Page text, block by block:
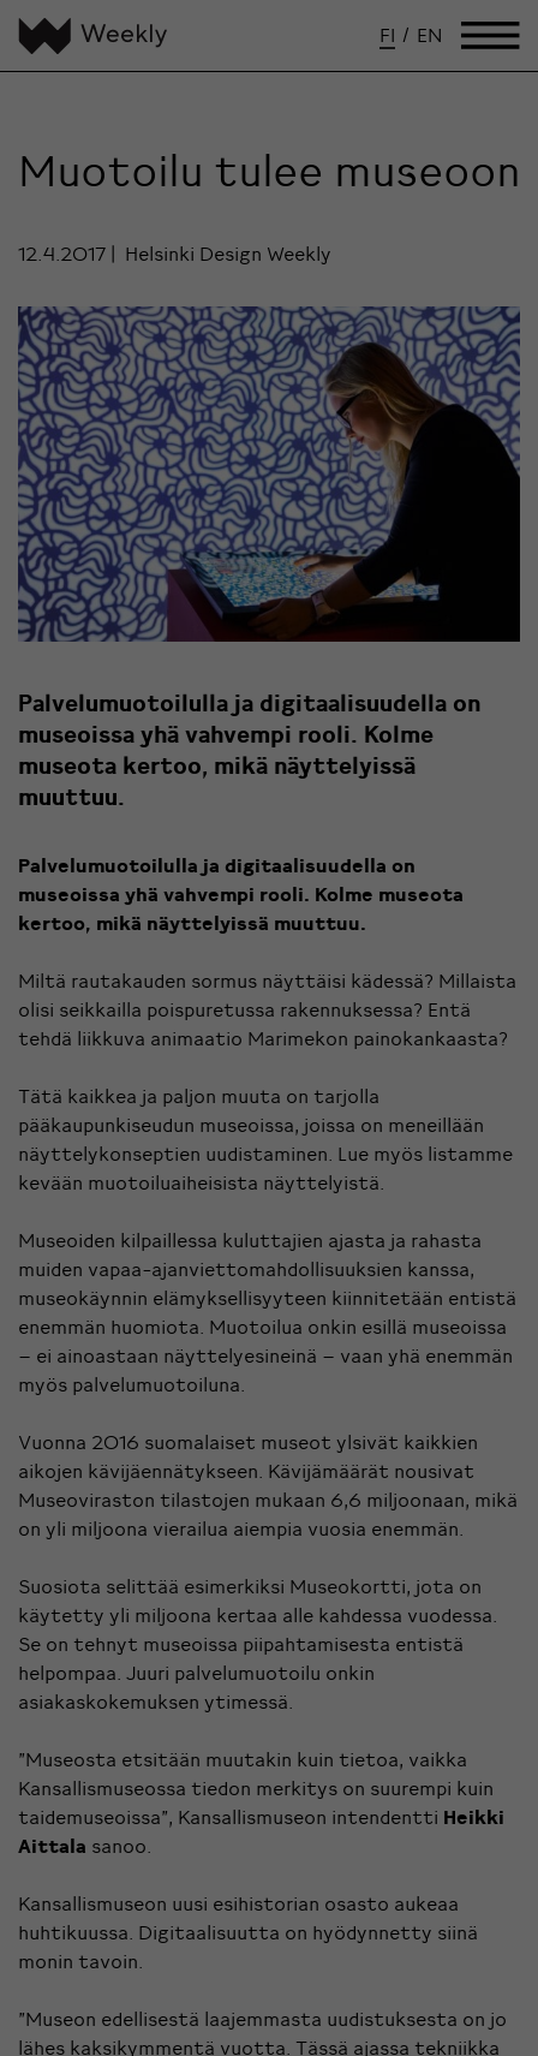
FI / EN
Muotoilu tulee museoon
12.4.2017 Helsinki Design Weekly
Palvelumuotoilulla ja digitaalisuudella on
museoissa yhä vahvempi rooli. Kolme
museota kertoo, mikä näyttelyissä
muuttuu.
Palvelumuotoilulla ja digitaalisuudella on
museoissa yhä vahvempi rooli. Kolme museota
kertoo, mikä näyttelyissä muuttuu.
Miltä rautakauden sormus näyttäisi kädessä? Millaista
olisi seikkailla poispuretussa rakennuksessa? Entä
tehdä liikkuva animaatio Marimekon painokankaasta?
Tätä kaikkea ja paljon muuta on tarjolla
pääkaupunkiseudun museoissa, joissa on meneillään
näyttelykonseptien uudistaminen. Lue myös listamme
kevään muotoiluaiheisista näyttelyistä
Museoiden kilpaillessa kuluttajien ajasta ja rahasta
muiden vapaa-ajanviettomahdollisuuksien kanssa,
museokäynnin elämyksellisyyteen kiinnitetään entistä
enemmän huomiota. Muotoilua onkin esillä museoissa
– ei ainoastaan näyttelyesineinä – vaan yhä enemmän
myös palvelumuotoiluna.
Vuonna 2016 suomalaiset museot ylsivät kaikkien
aikojen kävijäennätykseen. Kävijämäärät nousivat
Museoviraston tilastojen mukaan 6,6 miljoonaan, mikä
on yli miljoona vierailua aiempia vuosia enemmän.
Suosiota selittää esimerkiksi Museokortti, jota on
käytetty yli miljoona kertaa alle kahdessa vuodessa.
Se on tehnyt museoissa piipahtamisesta entistä
helpompaa. Juuri palvelumuotoilu onkin
asiakaskokemuksen ytimessä.
”Museosta etsitään muutakin kuin tietoa, vaikka
Kansallismuseossa tiedon merkitys on suurempi kuin
taidemuseoissa”, Kansallismuseon intendentti Heikki
Aittala sanoo.
Kansallismuseon uusi esihistorian osasto aukeaa
huhtikuussa. Digitaalisuutta on hyödynnetty siinä
monin tavoin.
”Museon edellisestä laajemmasta uudistuksesta on jo
lähes kaksikymmentä vuotta. Tässä ajassa tekniikka